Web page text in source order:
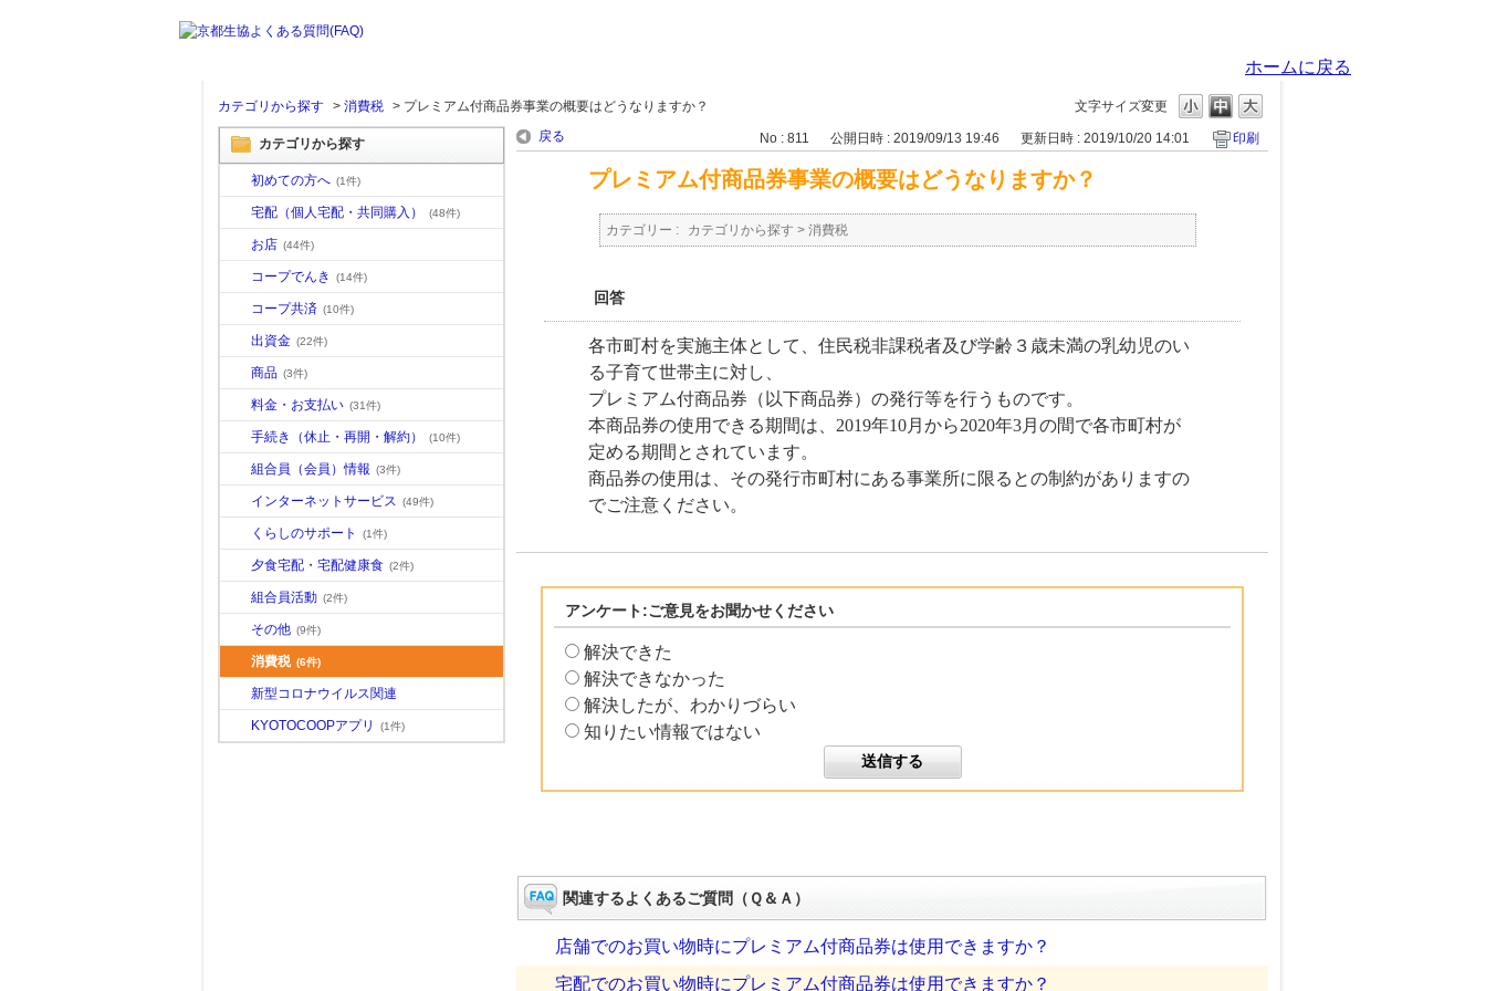
ホームに戻る
文字サイズ変更
カテゴリから探す > 消費税 > プレミアム付商品券事業の概要はどうなりますか？
カテゴリから探す
初めての方へ (1件)
宅配（個人宅配・共同購入） (48件)
お店 (44件)
コープでんき (14件)
コープ共済 (10件)
出資金 (22件)
商品 (3件)
料金・お支払い (31件)
手続き（休止・再開・解約） (10件)
組合員（会員）情報 (3件)
インターネットサービス (49件)
くらしのサポート (1件)
夕食宅配・宅配健康食 (2件)
組合員活動 (2件)
その他 (9件)
消費税 (6件)
新型コロナウイルス関連
KYOTOCOOPアプリ (1件)
戻る No : 811 公開日時 : 2019/09/13 19:46 更新日時 : 2019/10/20 14:01 印刷
プレミアム付商品券事業の概要はどうなりますか？
カテゴリー : カテゴリから探す > 消費税
回答
各市町村を実施主体として、住民税非課税者及び学齢３歳未満の乳幼児のい
る子育て世帯主に対し、
プレミアム付商品券（以下商品券）の発行等を行うものです。
本商品券の使用できる期間は、2019年10月から2020年3月の間で各市町村が
定める期間とされています。
商品券の使用は、その発行市町村にある事業所に限るとの制約がありますの
でご注意ください。
アンケート:ご意見をお聞かせください
解決できた
解決できなかった
解決したが、わかりづらい
知りたい情報ではない
関連するよくあるご質問（Ｑ＆Ａ）
店舗でのお買い物時にプレミアム付商品券は使用できますか？
宅配でのお買い物時にプレミアム付商品券は使用できますか？